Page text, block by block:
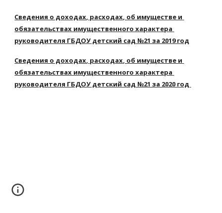
Сведения о доходах, расходах, об имуществе и
обязательствах имущественного характера
руководителя ГБДОУ детский сад №21 за 2019 год
Сведения о доходах, расходах, об имуществе и
обязательствах имущественного характера
руководителя ГБДОУ детский сад №21 за 2020 год